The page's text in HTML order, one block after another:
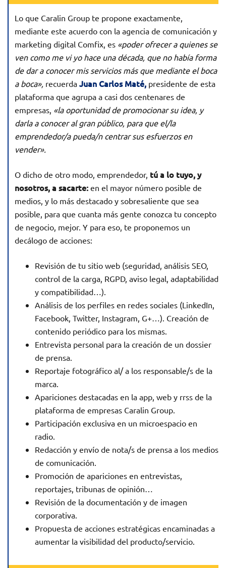
Lo que Caralin Group te propone exactamente,
mediante este acuerdo con la agencia de comunicación y
marketing digital Comfix, es «poder ofrecer a quienes se
ven como me vi yo hace una década, que no había forma
de dar a conocer mis servicios más que mediante el boca
a boca», recuerda Juan Carlos Maté, presidente de esta
plataforma que agrupa a casi dos centenares de
empresas, «la oportunidad de promocionar su idea, y
darla a conocer al gran público, para que el/la
emprendedor/a pueda/n centrar sus esfuerzos en
vender».
O dicho de otro modo, emprendedor, tú a lo tuyo, y
nosotros, a sacarte: en el mayor número posible de
medios, y lo más destacado y sobresaliente que sea
posible, para que cuanta más gente conozca tu concepto
de negocio, mejor. Y para eso, te proponemos un
decálogo de acciones:
Revisión de tu sitio web (seguridad, análisis SEO,
control de la carga, RGPD, aviso legal, adaptabilidad
y compatibilidad…).
Análisis de los perfiles en redes sociales (LinkedIn,
Facebook, Twitter, Instagram, G+…). Creación de
contenido periódico para los mismas.
Entrevista personal para la creación de un dossier
de prensa.
Reportaje fotográfico al/ a los responsable/s de la
marca.
Apariciones destacadas en la app, web y rrss de la
plataforma de empresas Caralin Group.
Participación exclusiva en un microespacio en
radio.
Redacción y envío de nota/s de prensa a los medios
de comunicación.
Promoción de apariciones en entrevistas,
reportajes, tribunas de opinión…
Revisión de la documentación y de imagen
corporativa.
Propuesta de acciones estratégicas encaminadas a
aumentar la visibilidad del producto/servicio.